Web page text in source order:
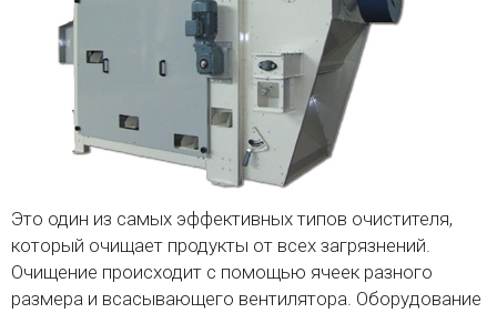
Это один из самых эффективных типов очистителя,
который очищает продукты от всех загрязнений.
Очищение происходит с помощью ячеек разного
размера и всасывающего вентилятора. Оборудование